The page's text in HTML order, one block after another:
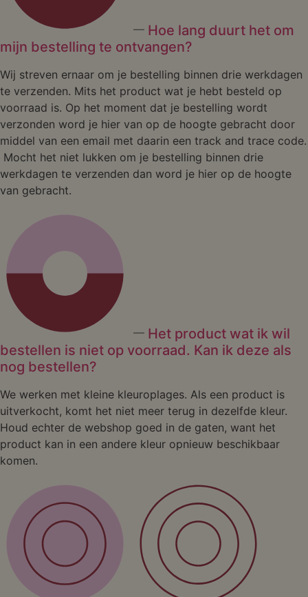
Hoe lang duurt het om
mijn bestelling te ontvangen?
Wij streven ernaar om je bestelling binnen drie werkdagen
te verzenden. Mits het product wat je hebt besteld op
voorraad is. Op het moment dat je bestelling wordt
verzonden word je hier van op de hoogte gebracht door
middel van een email met daarin een track and trace code.
Mocht het niet lukken om je bestelling binnen drie
werkdagen te verzenden dan word je hier op de hoogte
van gebracht.
Het product wat ik wil
bestellen is niet op voorraad. Kan ik deze als
nog bestellen?
We werken met kleine kleuroplages. Als een product is
uitverkocht, komt het niet meer terug in dezelfde kleur.
Houd echter de webshop goed in de gaten, want het
product kan in een andere kleur opnieuw beschikbaar
komen.